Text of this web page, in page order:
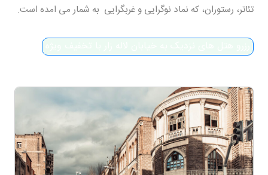
تئاتر، رستوران، که نماد نوگرایی و غربگرایی به شمار می امده است.